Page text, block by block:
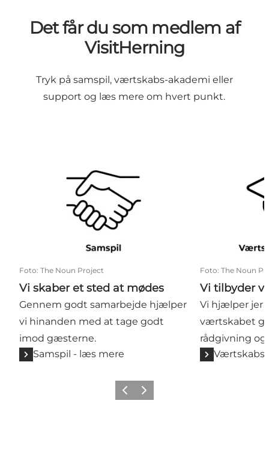
Det får du som medlem af
VisitHerning
Tryk på samspil , værtskabs-akademi eller
support og læs mere om hvert punkt.
Foto: The Noun Project
Vi skaber et sted at mødes
Gennem godt samarbejde hjælper
vi hinanden med at tage godt
imod gæsterne.
Samspil - læs mere
Foto: The Noun
Vi tilbyder
Vi hjælper jer
værtskabet
rådgivning og
Forrige billede
Næste billede